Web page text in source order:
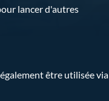
lancer d'autres
être utilisée via